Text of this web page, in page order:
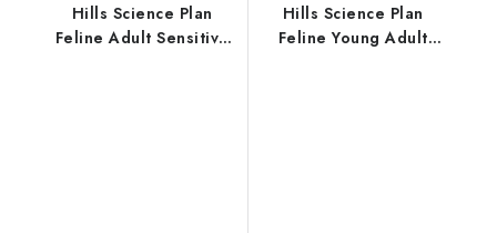
Hills Science Plan
Feline Adult Sensitive
Hills Science Plan
Feline Young Adult